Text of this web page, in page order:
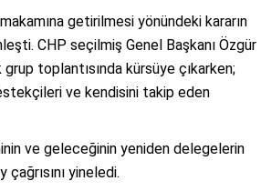
getirilmesi yönündeki kararın
CHP seçilmiş Genel Başkanı Özgür
toplantısında kürsüye çıkarken;
ve kendisini takip eden
ve geleceğinin yeniden delegelerin
yineledi.